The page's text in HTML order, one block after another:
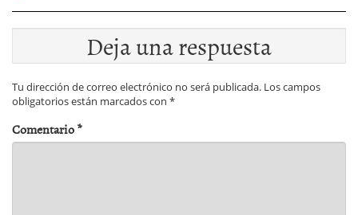
Deja una respuesta
Tu dirección de correo electrónico no será publicada. Los campos
obligatorios están marcados con *
Comentario*